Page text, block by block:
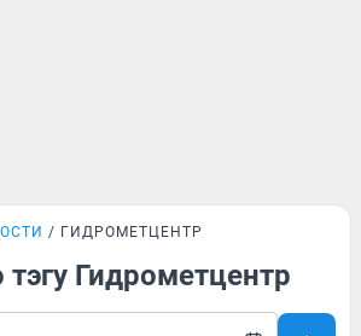
ГИДРОМЕТЦЕНТР
Гидрометцентр